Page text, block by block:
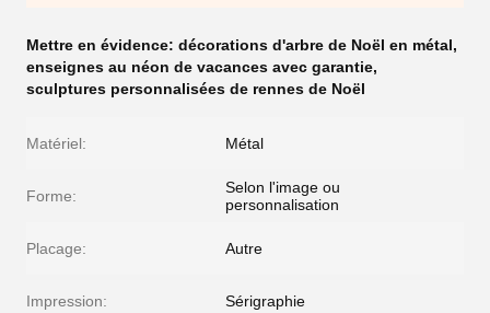
Mettre en évidence: décorations d'arbre de Noël en métal,
enseignes au néon de vacances avec garantie,
sculptures personnalisées de rennes de Noël
Matériel: Métal
Forme:
Selon l'image ou
personnalisation
Placage: Autre
Impression: Sérigraphie